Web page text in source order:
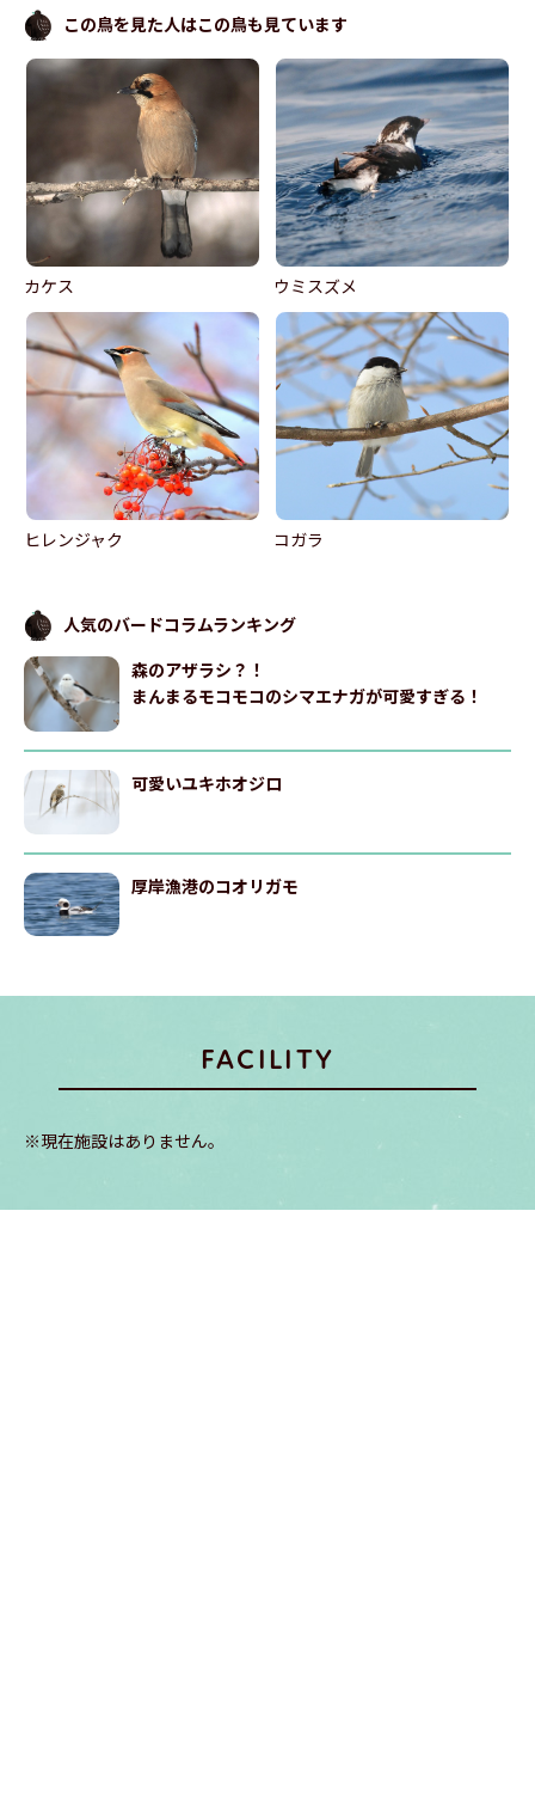
この鳥を見た人はこの鳥も見ています
カケス ウミスズメ
ヒレンジャク コガラ
人気のバードコラムランキング
森のアザラシ？！
まんまるモコモコのシマエナガが可愛すぎる！
可愛いユキホオジロ
厚岸漁港のコオリガモ
FACILITY
※現在施設はありません。